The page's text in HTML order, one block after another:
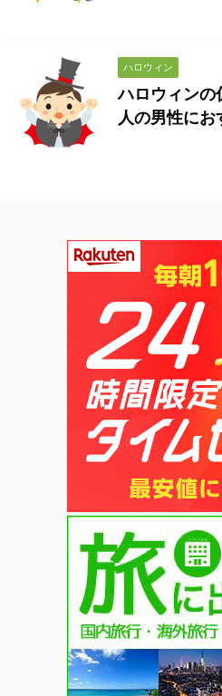
ハロウィン
ハロウィンの
人の男性にお